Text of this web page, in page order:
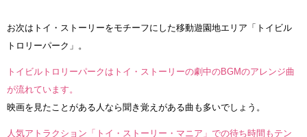
お次はトイ・ストーリーをモチーフにした移動遊園地エリア「トイビル
トロリーパーク」。
トイビルトロリーパークはトイ・ストーリーの劇中のBGMのアレンジ曲
が流れています。
映画を見たことがある人なら聞き覚えがある曲も多いでしょう。
人気アトラクション「トイ・ストーリー・マニア」での待ち時間もテン